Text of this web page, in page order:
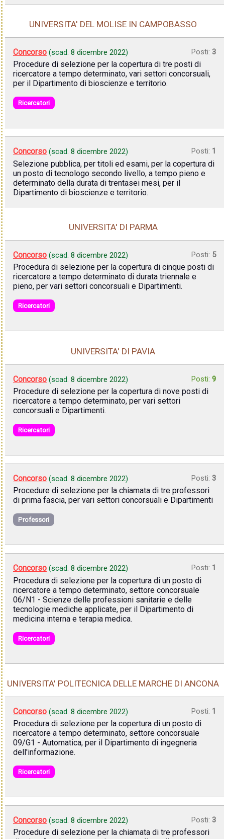
UNIVERSITA' DEL MOLISE IN CAMPOBASSO
Concorso (scad. 8 dicembre 2022) Posti: 3
Procedure di selezione per la copertura di tre posti di
ricercatore a tempo determinato, vari settori concorsuali,
per il Dipartimento di bioscienze e territorio.
Ricercatori
Concorso (scad. 8 dicembre 2022) Posti: 1
Selezione pubblica, per titoli ed esami, per la copertura di
un posto di tecnologo secondo livello, a tempo pieno e
determinato della durata di trentasei mesi, per il
Dipartimento di bioscienze e territorio.
UNIVERSITA' DI PARMA
Concorso (scad. 8 dicembre 2022) Posti: 5
Procedura di selezione per la copertura di cinque posti di
ricercatore a tempo determinato di durata triennale e
pieno, per vari settori concorsuali e Dipartimenti.
Ricercatori
UNIVERSITA' DI PAVIA
Concorso (scad. 8 dicembre 2022) Posti: 9
Procedure di selezione per la copertura di nove posti di
ricercatore a tempo determinato, per vari settori
concorsuali e Dipartimenti.
Ricercatori
Concorso (scad. 8 dicembre 2022) Posti: 3
Procedure di selezione per la chiamata di tre professori
di prima fascia, per vari settori concorsuali e Dipartimenti
Professori
Concorso (scad. 8 dicembre 2022) Posti: 1
Procedura di selezione per la copertura di un posto di
ricercatore a tempo determinato, settore concorsuale
06/N1 - Scienze delle professioni sanitarie e delle
tecnologie mediche applicate, per il Dipartimento di
medicina interna e terapia medica.
Ricercatori
UNIVERSITA' POLITECNICA DELLE MARCHE DI ANCONA
Concorso (scad. 8 dicembre 2022) Posti: 1
Procedura di selezione per la copertura di un posto di
ricercatore a tempo determinato, settore concorsuale
09/G1 - Automatica, per il Dipartimento di ingegneria
dell'informazione.
Ricercatori
Concorso (scad. 8 dicembre 2022) Posti: 3
Procedure di selezione per la chiamata di tre professori